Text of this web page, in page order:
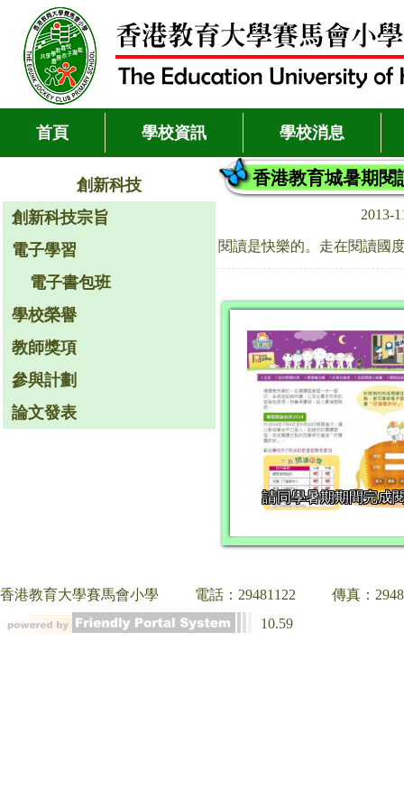
首頁 學校資訊 學校消息
創新科技
創新科技宗旨
電子學習
電子書包班
學校榮譽
教師獎項
參與計劃
論文發表
香港教育城暑期閱
2013-
閱讀是快樂的。走在閱讀國
請同學暑期期間完成
香港教育大學賽馬會小學 電話：29481122
傳真：
10.59